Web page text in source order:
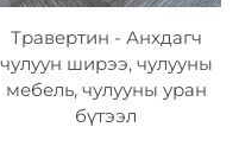
Травертин - Анхдагч
чулуун ширээ, чулууны
мебель, чулууны уран
бүтээл